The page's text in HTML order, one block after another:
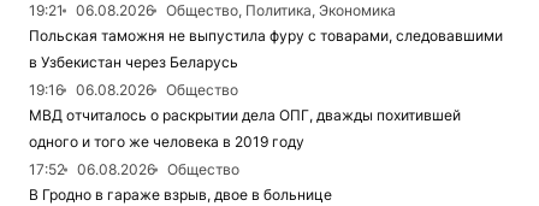
19:21 06.08.2026
Общество, Политика, Экономика
Польская таможня не выпустила фуру с товарами, следовавшими
в Узбекистан через Беларусь
19:16
06.08.2026
Общество
МВД отчиталось о раскрытии дела ОПГ, дважды похитившей
одного и того же человека в 2019 году
17:52
06.08.2026
Общество
В Гродно в гараже взрыв, двое в больнице